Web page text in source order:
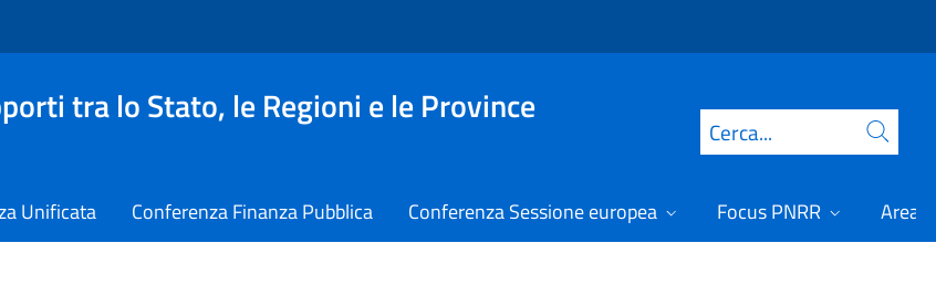
tra lo Stato, le Regioni e le Province
Cerca
Unificata Conferenza Finanza Pubblica Conferenza Sessione europea Focus PNRR Area